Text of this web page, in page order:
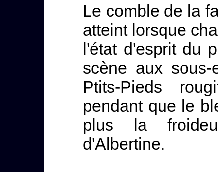
Le comble de la
atteint lorsque
l'état d'esprit du
scène aux sous-
Ptits-Pieds
pendant que le
plus la
d'Albertine.